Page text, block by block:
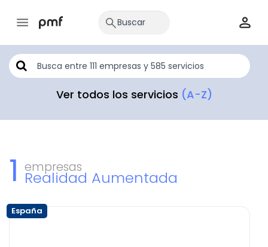
Ver todos los servicios (A-Z)
1 empresas
Realidad Aumentada
España